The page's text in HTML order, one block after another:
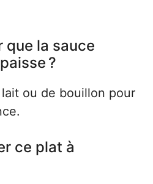
que la sauce
?
ou de bouillon pour
ce plat à